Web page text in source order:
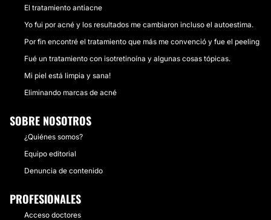
El tratamiento antiacne
Yo fui por acné y los resultados me cambiaron incluso el autoestima.
Por fin encontré el tratamiento que más me convenció y fue el peeling
Fué un tratamiento con isotretinoína y algunas cosas tópicas.
Mi piel está limpia y sana!
Eliminando marcas de acné
SOBRE NOSOTROS
¿Quiénes somos?
Equipo editorial
Denuncia de contenido
PROFESIONALES
Acceso doctores